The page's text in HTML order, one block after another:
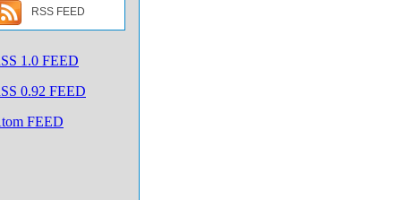
RSS FEED
1.0 FEED
0.92 FEED
FEED